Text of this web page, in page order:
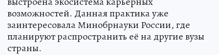
возможностей. Данная практика уже
заинтересовала Минобрнауки России, где
планируют распространить её на другие вузы
страны.